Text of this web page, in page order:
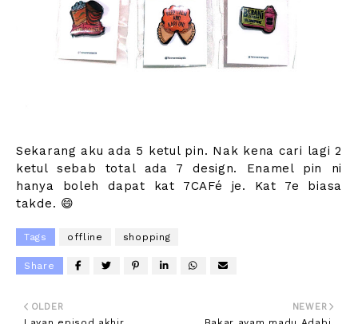
Sekarang aku ada 5 ketul pin. Nak kena cari lagi 2
ketul sebab total ada 7 design. Enamel pin ni
hanya boleh dapat kat 7CAFé je. Kat 7e biasa
takde. 😄
Tags offline shopping
Share
NEWER
OLDER